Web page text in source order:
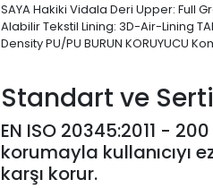
SAYA Hakiki Vidala Deri Upper: Full
Alabilir Tekstil Lining: 3D-Air-Lining
Density PU/PU BURUN KORUYUCU
Standart ve
EN ISO 20345:2011 -
korumayla kullanıcıyı
karşı korur.